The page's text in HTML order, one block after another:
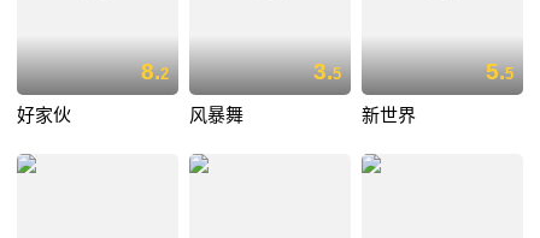
8.2
好家伙
3.5
风暴舞
5.5
新世界